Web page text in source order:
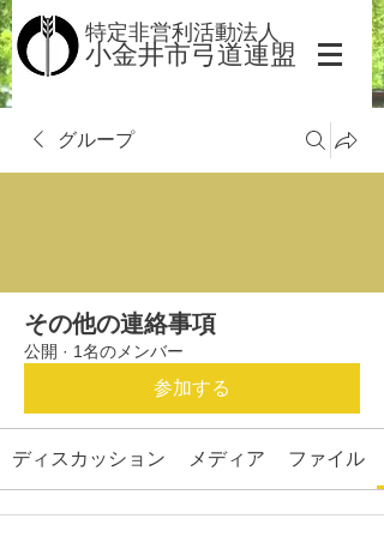
​​特定非営利活動法人
小金井市弓道連盟
グループ
その他の連絡事項
公開 · 1名のメンバー
参加する
ディスカッション メディア ファイル